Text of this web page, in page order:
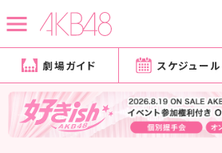
劇場ガイド スケジュール